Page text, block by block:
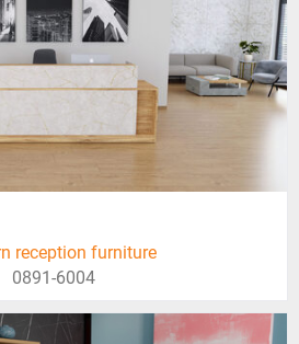
reception furniture
0891-6004